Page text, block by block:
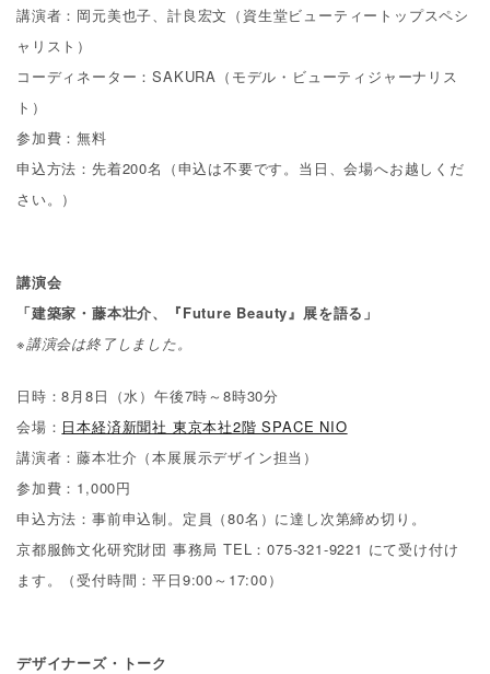
講演者：岡元美也子、計良宏文（資生堂ビューティートップスペシ
ャリスト）
コーディネーター：SAKURA（モデル・ビューティジャーナリス
ト）
参加費：無料
申込方法：先着200名（申込は不要です。当日、会場へお越しくだ
さい。）
講演会
「建築家・藤本壮介、『Future Beauty』展を語る」
※講演会は終了しました。
日時：8月8日（水）午後7時～8時30分
会場： 日本経済新聞社 東京本社2階 SPACE NIO
講演者：藤本壮介（本展展示デザイン担当）
参加費：1,000円
申込方法：事前申込制。定員（80名）に達し次第締め切り。
京都服飾文化研究財団 事務局 TEL：075-321-9221 にて受け付け
ます。
（受付時間：平日9:00～17:00）
デザイナーズ・トーク